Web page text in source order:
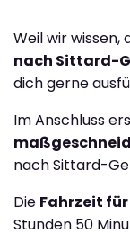
Weil wir wissen,
nach Sittard-
dich gerne
Im Anschluss
nach Sittard-
Die Fahrzeit
Stunden 50